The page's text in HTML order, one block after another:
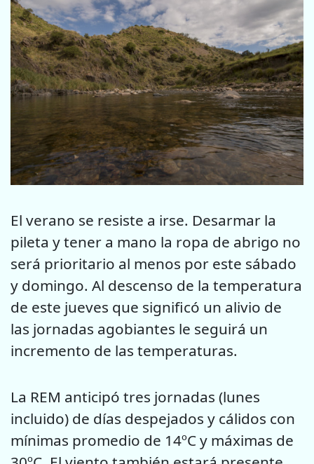
El verano se resiste a irse. Desarmar la
pileta y tener a mano la ropa de abrigo no
será prioritario al menos por este sábado
y domingo. Al descenso de la temperatura
de este jueves que significó un alivio de
las jornadas agobiantes le seguirá un
incremento de las temperaturas.
La REM anticipó tres jornadas (lunes
incluido) de días despejados y cálidos con
mínimas promedio de 14ºC y máximas de